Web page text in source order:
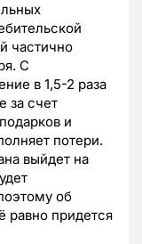
частично
С
в 1,5-2 раза
за счет
и
потери.
выйдет на
об
равно придется